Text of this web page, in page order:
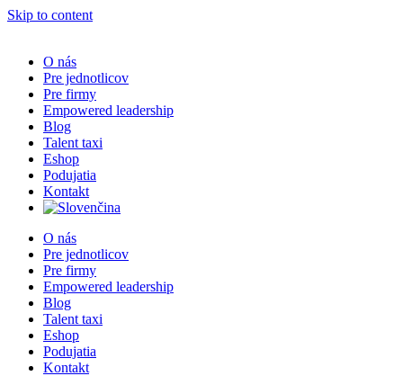
Skip to content
O nás
Pre jednotlicov
Pre firmy
Empowered leadership
Blog
Talent taxi
Eshop
Podujatia
Kontakt
O nás
Pre jednotlicov
Pre firmy
Empowered leadership
Blog
Talent taxi
Eshop
Podujatia
Kontakt